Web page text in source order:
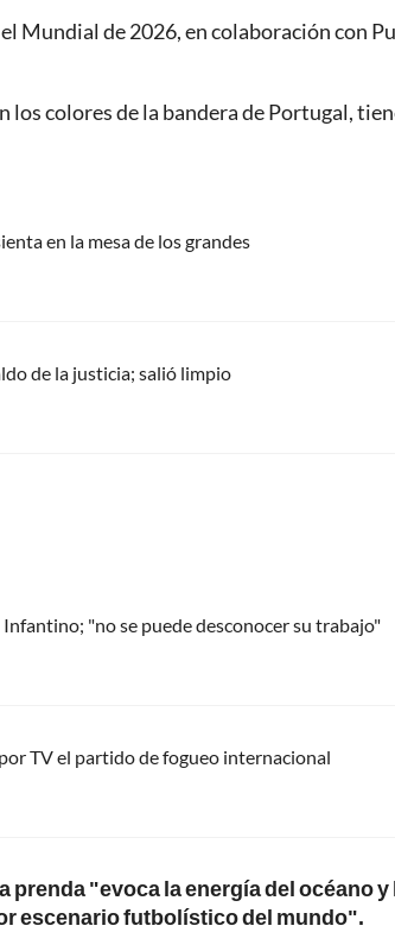
Mundial de 2026, en colaboración con
los colores de la bandera de Portugal,
en la mesa de los grandes
de la justicia; salió limpio
"no se puede desconocer su trabajo"
TV el partido de fogueo internacional
prenda "evoca la energía del océano y
escenario futbolístico del mundo".